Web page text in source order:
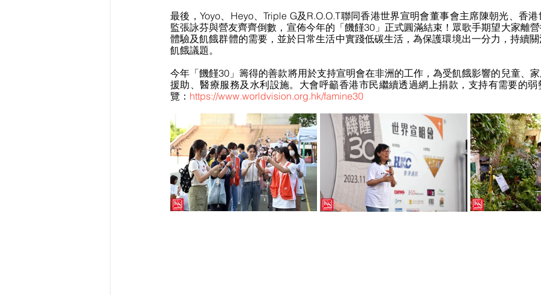
最後，Yoyo、Heyo、Triple G及R.O.O.T聯同香港世界宣明會董事會主席陳朝光、香
監張詠芬與營友齊齊倒數，宣佈今年的「饑饉30」正式圓滿結束！眾歌手期望大家離
體驗及飢餓群體的需要，並於日常生活中實踐低碳生活，為保護環境出一分力，持續
飢餓議題。
今年「饑饉30」籌得的善款將用於支持宣明會在非洲的工作，為受飢餓影響的兒童、
援助、醫療服務及水利設施。大會呼籲香港市民繼續透過網上捐款，支持有需要的
覽： https://www.worldvision.org.hk/famine30